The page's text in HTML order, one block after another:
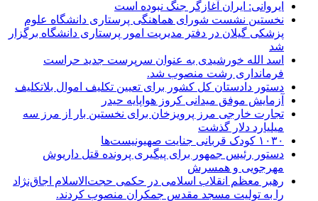
ایروانی: ایران آغازگر جنگ نبوده است
نخستین نشست شورای هماهنگی پرستاری دانشگاه علوم
پزشکی گیلان در دفتر مدیریت امور پرستاری دانشگاه برگزار
شد
اسد الله خورشیدی به عنوان سرپرست جدید حراست
فرمانداری رشت منصوب شد.
دستور دادستان کل کشور برای تعیین تکلیف اموال بلاتکلیف
آزمایش موفق میدانی کروز هواپایه حیدر
تجارت خارجی مرز پرویزخان برای نخستین بار از مرز سه
میلیارد دلار گذشت
۱۰۳۰ کودک قربانی جنایت صهیونیست‌ها
دستور رئیس جمهور برای پیگیری پرونده قتل داریوش
مهرجویی و همسرش
رهبر معظم انقلاب اسلامی در حکمی حجت‌الاسلام اجاق‌نژاد
را به تولیت مسجد مقدس جمکران منصوب کردند.